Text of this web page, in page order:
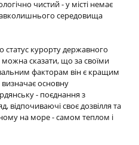
чистий - у місті немає
середовища
статус курорту державного
можна сказати, що за своїми
факторам він є кращим
визначає основну
- поєднання з
відпочиваючі своє дозвілля та
на море - самом теплом і